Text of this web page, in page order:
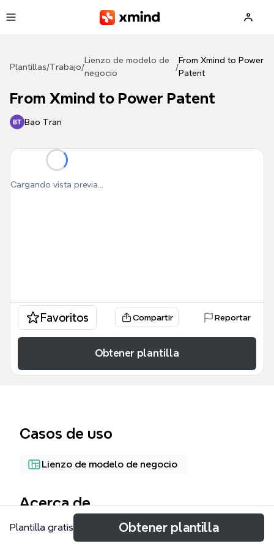
Plantillas/Trabajo/
Lienzo de modelo de
negocio
/
From Xmind to Power
Patent
From Xmind to Power Patent
Bao Tran
Cargando vista previa...
Favoritos Compartir Reportar
Obtener plantilla
Casos de uso
Lienzo de modelo de negocio
Acerca de
The From Xmind to Power Patent mind map
Plantilla gratis Obtener plantilla